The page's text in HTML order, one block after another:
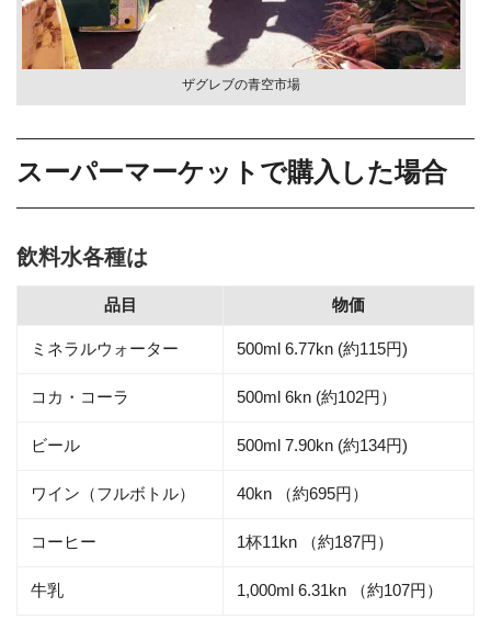
ザグレブの青空市場
スーパーマーケットで購入した場合
飲料水各種は
品目 物価
ミネラルウォーター 500ml 6.77kn (約115円)
コカ・コーラ 500ml 6kn (約102円）
ビール 500ml 7.90kn (約134円)
ワイン（フルボトル） 40kn （約695円）
コーヒー 1杯11kn （約187円）
牛乳 1,000ml 6.31kn （約107円）